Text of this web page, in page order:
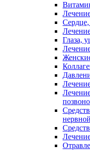
Глаза,